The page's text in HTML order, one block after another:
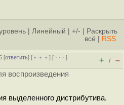
Линейный +/-
Раскрыть
всё
RSS
[ответить] [ ﹢﹢﹢] [ · · ·]
+ / –
воспроизведения
выделенного дистрибутива.